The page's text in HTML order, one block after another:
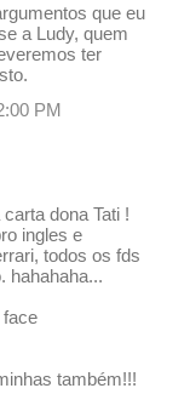
que eu
a Ludy, quem
ter
PM
dona Tati !
ingles e
todos os fds
hahahaha...
face
também!!!